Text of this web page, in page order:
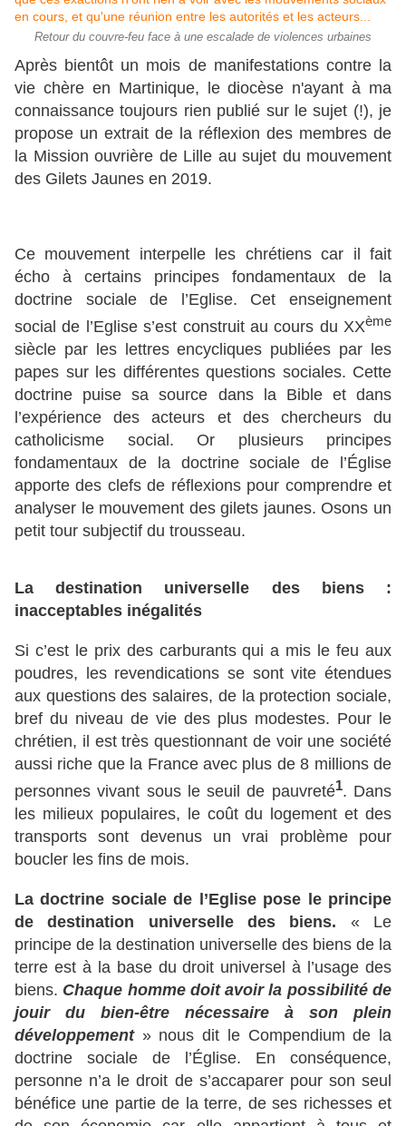
Retour du couvre-feu face à une escalade de violences urbaines
Après bientôt un mois de manifestations contre la
vie chère en Martinique, le diocèse n'ayant à ma
connaissance toujours rien publié sur le sujet (!), je
propose un extrait de la réflexion des membres de
la Mission ouvrière de Lille au sujet du mouvement
des Gilets Jaunes en 2019.
Ce mouvement interpelle les chrétiens car il fait
écho à certains principes fondamentaux de la
doctrine sociale de l’Eglise. Cet enseignement
social de l’Eglise s’est construit au cours du XXème
siècle par les lettres encycliques publiées par les
papes sur les différentes questions sociales. Cette
doctrine puise sa source dans la Bible et dans
l’expérience des acteurs et des chercheurs du
catholicisme social. Or plusieurs principes
fondamentaux de la doctrine sociale de l’Église
apporte des clefs de réflexions pour comprendre et
analyser le mouvement des gilets jaunes. Osons un
petit tour subjectif du trousseau.
La destination universelle des biens :
inacceptables inégalités
Si c’est le prix des carburants qui a mis le feu aux
poudres, les revendications se sont vite étendues
aux questions des salaires, de la protection sociale,
bref du niveau de vie des plus modestes. Pour le
chrétien, il est très questionnant de voir une société
aussi riche que la France avec plus de 8 millions de
personnes vivant sous le seuil de pauvreté1. Dans
les milieux populaires, le coût du logement et des
transports sont devenus un vrai problème pour
boucler les fins de mois.
La doctrine sociale de l’Eglise pose le principe
de destination universelle des biens. « Le
principe de la destination universelle des biens de la
terre est à la base du droit universel à l’usage des
biens. Chaque homme doit avoir la possibilité de
jouir du bien-être nécessaire à son plein
développement » nous dit le Compendium de la
doctrine sociale de l’Église. En conséquence,
personne n’a le droit de s’accaparer pour son seul
bénéfice une partie de la terre, de ses richesses et